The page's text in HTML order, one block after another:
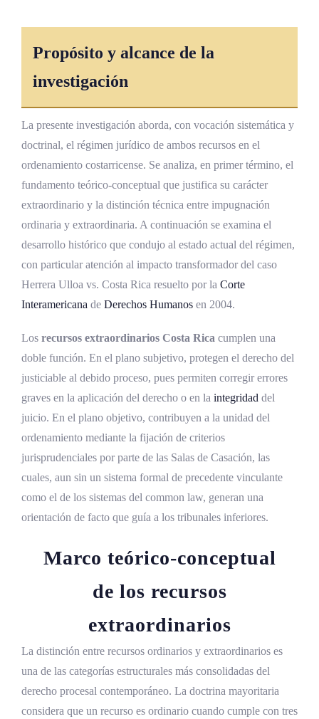
admisibilidad
Criterios sobre el recurso de revisión Costa
Rica
Doctrina de la Sala Primera en casación civil
Articulación con la jurisprudencia
constitucional
Impacto en el sistema judicial costarricense
Rol institucional de la Sala Primera
Rol institucional de la Sala Tercera
Descentralización y efecto disciplinante
profesional
Análisis comparado de los recursos
extraordinarios
Modelos europeos y latinoamericanos
Impacto de la jurisprudencia interamericana
Diferencias estructurales con el common law
Tendencias convergentes
casación y revisión
Coherencia jurisprudencial y articulación
institucional
Formalidad técnica y reenvío
Líneas de evolución futura
Factor disruptivo: la tecnología en la
casación y la revisión
Propósito y alcance de la
investigación
La presente investigación aborda, con vocación sistemática y
doctrinal, el régimen jurídico de ambos recursos en el
ordenamiento costarricense. Se analiza, en primer término, el
fundamento teórico-conceptual que justifica su carácter
extraordinario y la distinción técnica entre impugnación
ordinaria y extraordinaria. A continuación se examina el
desarrollo histórico que condujo al estado actual del régimen,
con particular atención al impacto transformador del caso
Herrera Ulloa vs. Costa Rica resuelto por la Corte
Interamericana de Derechos Humanos en 2004.
Los recursos extraordinarios Costa Rica cumplen una
doble función. En el plano subjetivo, protegen el derecho del
justiciable al debido proceso, pues permiten corregir errores
graves en la aplicación del derecho o en la integridad del
juicio. En el plano objetivo, contribuyen a la unidad del
ordenamiento mediante la fijación de criterios
jurisprudenciales por parte de las Salas de Casación, las
cuales, aun sin un sistema formal de precedente vinculante
como el de los sistemas del common law, generan una
orientación de facto que guía a los tribunales inferiores.
Marco teórico-conceptual
de los recursos
extraordinarios
La distinción entre recursos ordinarios y extraordinarios es
una de las categorías estructurales más consolidadas del
derecho procesal contemporáneo. La doctrina mayoritaria
considera que un recurso es ordinario cuando cumple con tres